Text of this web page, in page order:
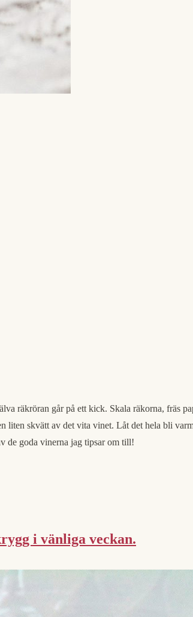
räkröran går på ett kick. Skala räkorna, fräs
skvätt av det vita vinet. Låt det hela bli
de goda vinerna jag tipsar om till!
i vänliga veckan.